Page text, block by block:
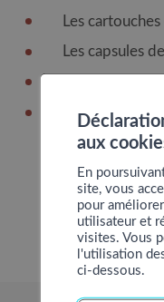
Les
Les capsules
Et beaucoup
évités dans
aux
En
site, vous
pour
utilisateur et
visites. Vous
l'utilisation
ci-dessous.